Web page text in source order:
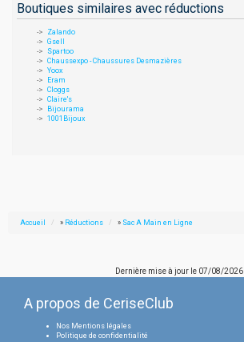
Boutiques similaires avec réductions
Zalando
Gsell
Spartoo
Chaussexpo - Chaussures Desmazières
Yoox
Eram
Cloggs
Claire's
Bijourama
1001Bijoux
Accueil » Réductions » Sac A Main en Ligne
Dernière mise à jour le 07/08/2026
A propos de CeriseClub
Nos Mentions légales
Politique de confidentialité